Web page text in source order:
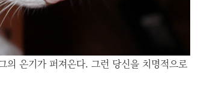
의 온기가 퍼져온다. 그런 당신을 치명적으로